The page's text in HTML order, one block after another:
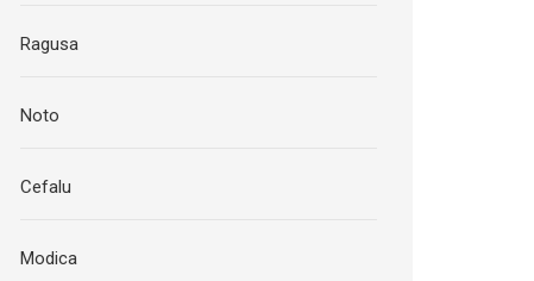
Ragusa
Noto
Cefalu
Modica